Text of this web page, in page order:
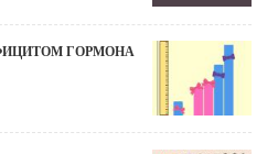
ГОРМОНА